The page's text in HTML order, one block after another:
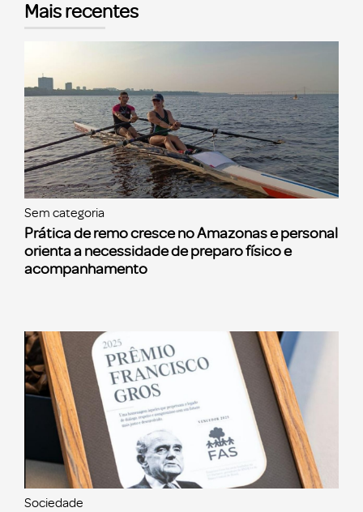
Mais recentes
Sem categoria
Prática de remo cresce no Amazonas e personal
orienta a necessidade de preparo físico e
acompanhamento
Sociedade